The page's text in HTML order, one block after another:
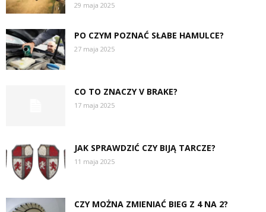
29 maja 2025
PO CZYM POZNAĆ SŁABE HAMULCE?
27 maja 2025
CO TO ZNACZY V BRAKE?
17 maja 2025
JAK SPRAWDZIĆ CZY BIJĄ TARCZE?
11 maja 2025
CZY MOŻNA ZMIENIAĆ BIEG Z 4 NA 2?